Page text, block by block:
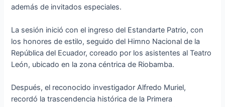
además de invitados especiales.
La sesión inició con el ingreso del Estandarte Patrio, con
los honores de estilo, seguido del Himno Nacional de la
República del Ecuador, coreado por los asistentes al Teatro
León, ubicado en la zona céntrica de Riobamba.
Después, el reconocido investigador Alfredo Muriel,
recordó la trascendencia histórica de la Primera